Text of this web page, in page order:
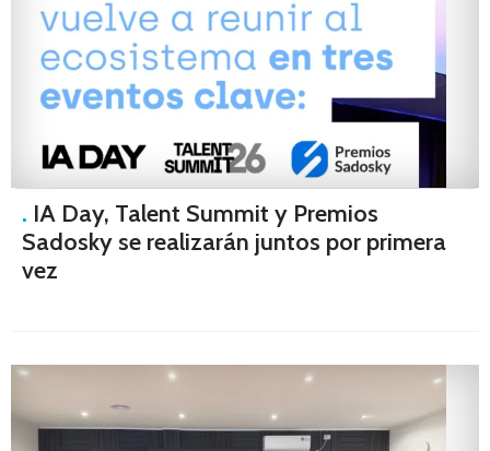
. IA Day, Talent Summit y Premios
Sadosky se realizarán juntos por primera
vez